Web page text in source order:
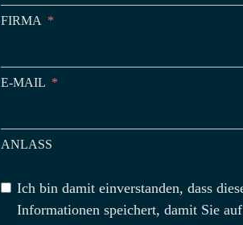
FIRMA
E-MAIL
ANLASS
Ich bin damit einverstanden, dass
Informationen speichert, damit Sie